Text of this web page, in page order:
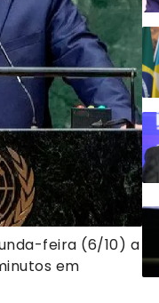
feira (6/10) a
em